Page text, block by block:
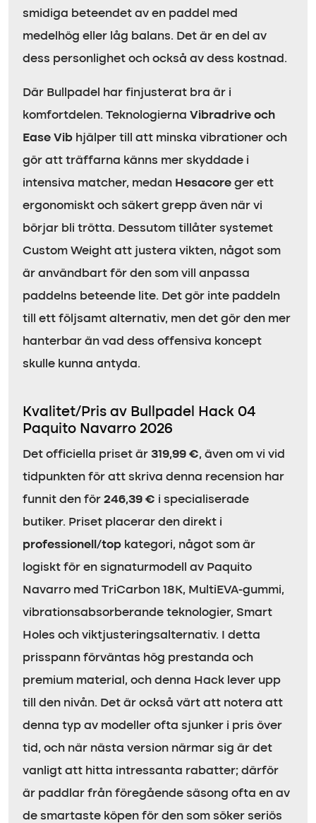
smidiga beteendet av en paddel med
medelhög eller låg balans. Det är en del av
dess personlighet och också av dess kostnad.
Där Bullpadel har finjusterat bra är i
komfortdelen. Teknologierna Vibradrive och
Ease Vib hjälper till att minska vibrationer och
gör att träffarna känns mer skyddade i
intensiva matcher, medan Hesacore ger ett
ergonomiskt och säkert grepp även när vi
börjar bli trötta. Dessutom tillåter systemet
Custom Weight att justera vikten, något som
är användbart för den som vill anpassa
paddelns beteende lite. Det gör inte paddeln
till ett följsamt alternativ, men det gör den mer
hanterbar än vad dess offensiva koncept
skulle kunna antyda.
Kvalitet/Pris av Bullpadel Hack 04
Paquito Navarro 2026
Det officiella priset är 319,99 €, även om vi vid
tidpunkten för att skriva denna recension har
funnit den för 246,39 € i specialiserade
butiker. Priset placerar den direkt i
professionell/top kategori, något som är
logiskt för en signaturmodell av Paquito
Navarro med TriCarbon 18K, MultiEVA-gummi,
vibrationsabsorberande teknologier, Smart
Holes och viktjusteringsalternativ. I detta
prisspann förväntas hög prestanda och
premium material, och denna Hack lever upp
till den nivån. Det är också värt att notera att
denna typ av modeller ofta sjunker i pris över
tid, och när nästa version närmar sig är det
vanligt att hitta intressanta rabatter; därför
är paddlar från föregående säsong ofta en av
de smartaste köpen för den som söker seriös